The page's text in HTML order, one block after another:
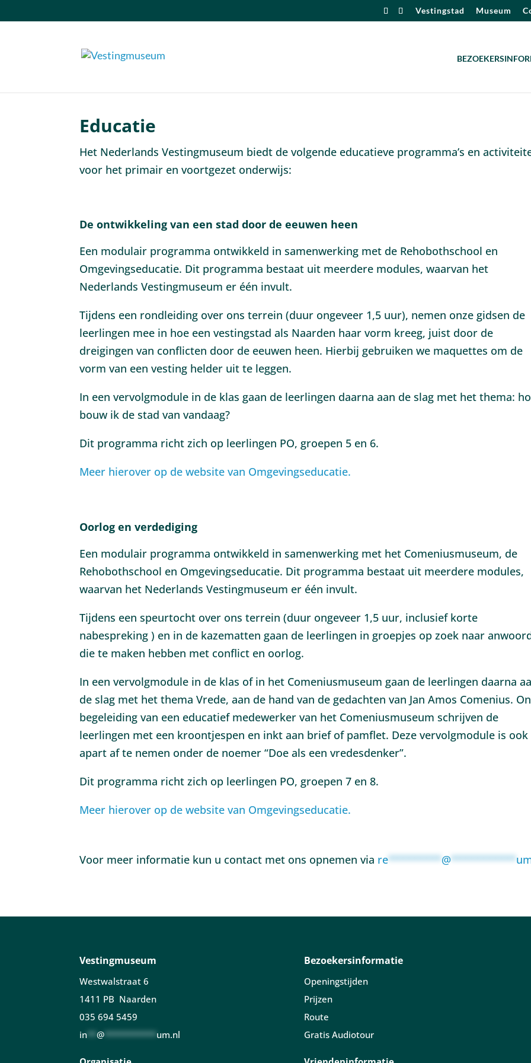
Vestingstad Museum
Educatie
Het Nederlands Vestingmuseum biedt de volgende educatieve programma’s en
voor het primair en voortgezet onderwijs:
De ontwikkeling van een stad door de eeuwen heen
Een modulair programma ontwikkeld in samenwerking met de Rehobothschool en
Omgevingseducatie. Dit programma bestaat uit meerdere modules, waarvan het
Nederlands Vestingmuseum er één invult.
Tijdens een rondleiding over ons terrein (duur ongeveer 1,5 uur), nemen onze gidsen de
leerlingen mee in hoe een vestingstad als Naarden haar vorm kreeg, juist door de
dreigingen van conflicten door de eeuwen heen. Hierbij gebruiken we maquettes om de
vorm van een vesting helder uit te leggen.
In een vervolgmodule in de klas gaan de leerlingen daarna aan de slag met het thema:
bouw ik de stad van vandaag?
Dit programma richt zich op leerlingen PO, groepen 5 en 6.
Meer hierover op de website van Omgevingseducatie.
Oorlog en verdediging
Een modulair programma ontwikkeld in samenwerking met het Comeniusmuseum, de
Rehobothschool en Omgevingseducatie. Dit programma bestaat uit meerdere modules,
waarvan het Nederlands Vestingmuseum er één invult.
Tijdens een speurtocht over ons terrein (duur ongeveer 1,5 uur, inclusief korte
nabespreking ) en in de kazematten gaan de leerlingen in groepjes op zoek naar
die te maken hebben met conflict en oorlog.
In een vervolgmodule in de klas of in het Comeniusmuseum gaan de leerlingen daarna
de slag met het thema Vrede, aan de hand van de gedachten van Jan Amos Comenius.
begeleiding van een educatief medewerker van het Comeniusmuseum schrijven de
leerlingen met een kroontjespen en inkt aan brief of pamflet. Deze vervolgmodule is ook
apart af te nemen onder de noemer “Doe als een vredesdenker”.
Dit programma richt zich op leerlingen PO, groepen 7 en 8.
Meer hierover op de website van Omgevingseducatie.
Voor meer informatie kun u contact met ons opnemen via re*********@***********
Vestingmuseum
Westwalstraat 6
1411 PB Naarden
035 694 5459
in **@ *********** um.nl
Bezoekersinformatie
Openingstijden
Prijzen
Route
Gratis Audiotour